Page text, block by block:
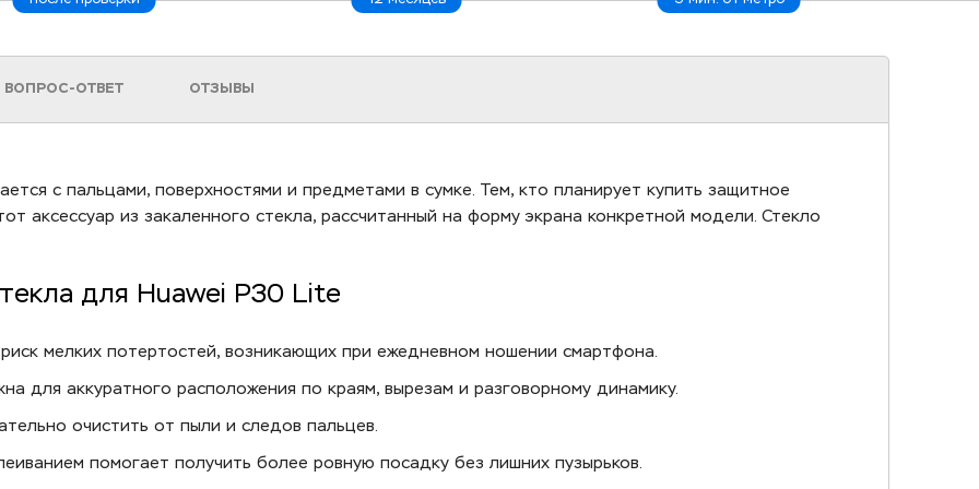
ВОПРОС-ОТВЕТ ОТЗЫВЫ
с пальцами, поверхностями и предметами в сумке. Тем, кто планирует купить защитное
аксессуар из закаленного стекла, рассчитанный на форму экрана конкретной модели. Стекло
для Huawei P30 Lite
мелких потертостей, возникающих при ежедневном ношении смартфона.
для аккуратного расположения по краям, вырезам и разговорному динамику.
очистить от пыли и следов пальцев.
помогает получить более ровную посадку без лишних пузырьков.